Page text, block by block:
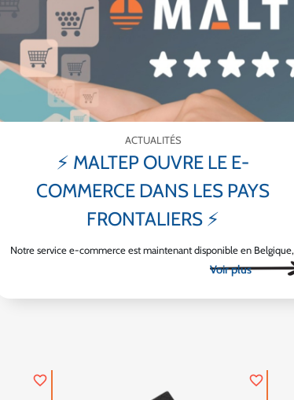
ACTUALITÉS
⚡ MALTEP OUVRE LE E-
COMMERCE DANS LES PAYS
FRONTALIERS ⚡
Notre service e-commerce est maintenant disponible en Belgique,
favorite_border favorite_border